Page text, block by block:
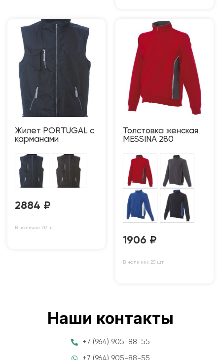
Жилет PORTUGAL c
карманами
2884 ₽
В наличии: 69 шт
Толстовка женская
MESSINA 280
1906 ₽
В наличии: 25 шт
Наши контакты
+7 (964) 905-88-55
+7 (964) 905-88-55